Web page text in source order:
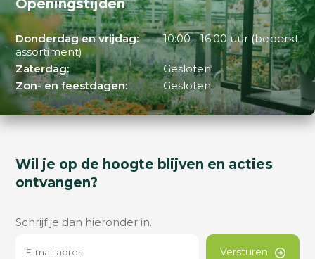
Openingstijden
Donderdag en vrijdag:
10:00 - 16:00 uur (beperkt
assortiment)
Zaterdag:
Gesloten
Zon- en feestdagen:
Gesloten
Wil je op de hoogte blijven en acties
ontvangen?
Schrijf je dan hieronder in.
Versturen